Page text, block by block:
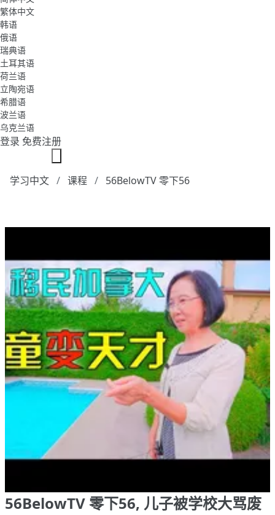
繁体中文
韩语
俄语
瑞典语
土耳其语
荷兰语
立陶宛语
希腊语
波兰语
乌克兰语
登录 免费注册
学习中文 课程 56BelowTV 零下56
56BelowTV 零下56, 儿子被学校大骂废